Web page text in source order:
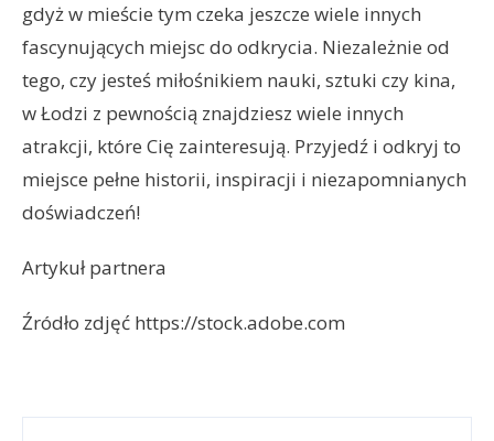
gdyż w mieście tym czeka jeszcze wiele innych
fascynujących miejsc do odkrycia. Niezależnie od
tego, czy jesteś miłośnikiem nauki, sztuki czy kina,
w Łodzi z pewnością znajdziesz wiele innych
atrakcji, które Cię zainteresują. Przyjedź i odkryj to
miejsce pełne historii, inspiracji i niezapomnianych
doświadczeń!
Artykuł partnera
Źródło zdjęć https://stock.adobe.com